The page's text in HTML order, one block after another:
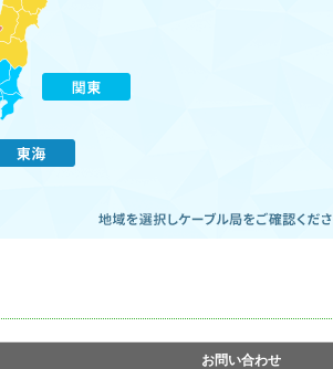
お問い合わせ